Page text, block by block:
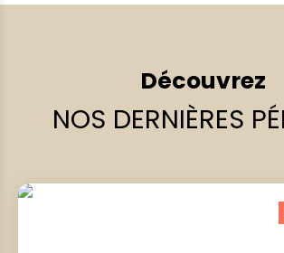
Découvrez
NOS DERNIÈRES